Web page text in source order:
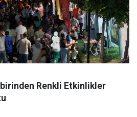
Renkli Etkinlikler